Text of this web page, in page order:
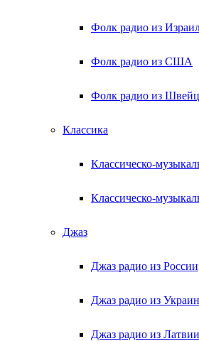
Фолк радио из
Фолк радио из США
Фолк радио из
Классика
Классическо-
Классическо-
Джаз
Джаз радио из России
Джаз радио из
Джаз радио из Латвии